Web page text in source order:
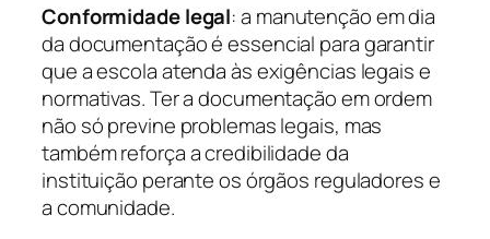
Conformidade legal: a manutenção em dia
da documentação é essencial para garantir
que a escola atenda às exigências legais e
normativas. Ter a documentação em ordem
não só previne problemas legais, mas
também reforça a credibilidade da
instituição perante os órgãos reguladores e
a comunidade.